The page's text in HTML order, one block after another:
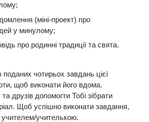
(міні-проект) про
у минулому;
про родинні традиції та свята.
чотирьох завдань цієї
щоб виконати його вдома.
друзів допомогти Тобі зібрати
Щоб успішно виконати завдання,
учителем/учителькою.